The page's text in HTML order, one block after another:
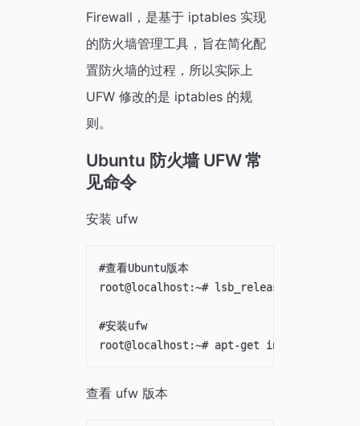
Firewall，是基于 iptables 实现
的防火墙管理工具，旨在简化配
置防火墙的过程，所以实际上
UFW 修改的是 iptables 的规
则。
Ubuntu 防火墙 UFW 常
见命令
安装 ufw
#查看Ubuntu版本
root@localhost:~# lsb_release -a
#安装ufw
查看 ufw 版本